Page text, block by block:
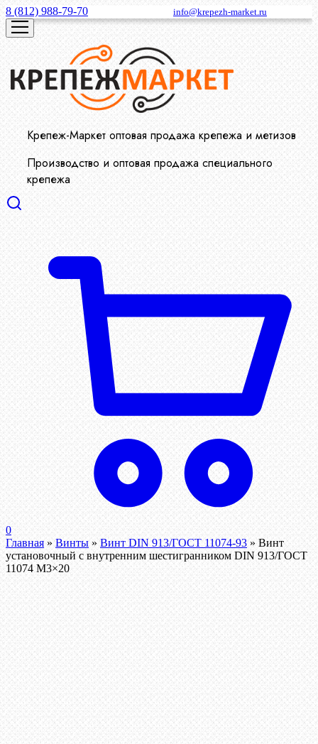
8 (812) 988-79-70 info@krepezh-market.ru
Крепеж-Маркет оптовая продажа крепежа и метизов
Производство и оптовая продажа специального
крепежа
0
Главная » Винты » Винт DIN 913/ГОСТ 11074-93 » Винт
установочный с внутренним шестигранником DIN 913/ГОСТ
11074 М3×20